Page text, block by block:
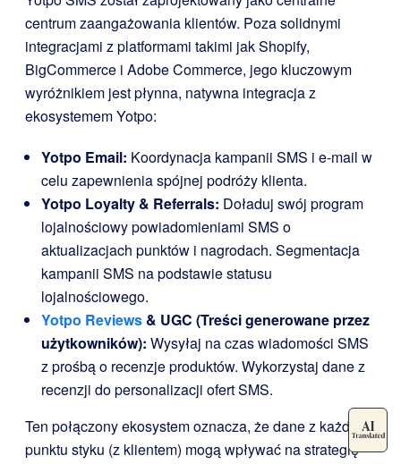
centrum zaangażowania klientów. Poza solidnymi
integracjami z platformami takimi jak Shopify,
BigCommerce i Adobe Commerce, jego kluczowym
wyróżnikiem jest płynna, natywna integracja z
ekosystemem Yotpo:
Yotpo Email: Koordynacja kampanii SMS i e-mail w
celu zapewnienia spójnej podróży klienta.
Yotpo Loyalty & Referrals: Doładuj swój program
lojalnościowy powiadomieniami SMS o
aktualizacjach punktów i nagrodach. Segmentacja
kampanii SMS na podstawie statusu
lojalnościowego.
Yotpo Reviews & UGC (Treści generowane przez
użytkowników): Wysyłaj na czas wiadomości SMS
z prośbą o recenzje produktów. Wykorzystaj dane z
recenzji do personalizacji ofert SMS.
Ten połączony ekosystem oznacza, że dane z każdego
punktu styku (z klientem) mogą wpływać na strategię